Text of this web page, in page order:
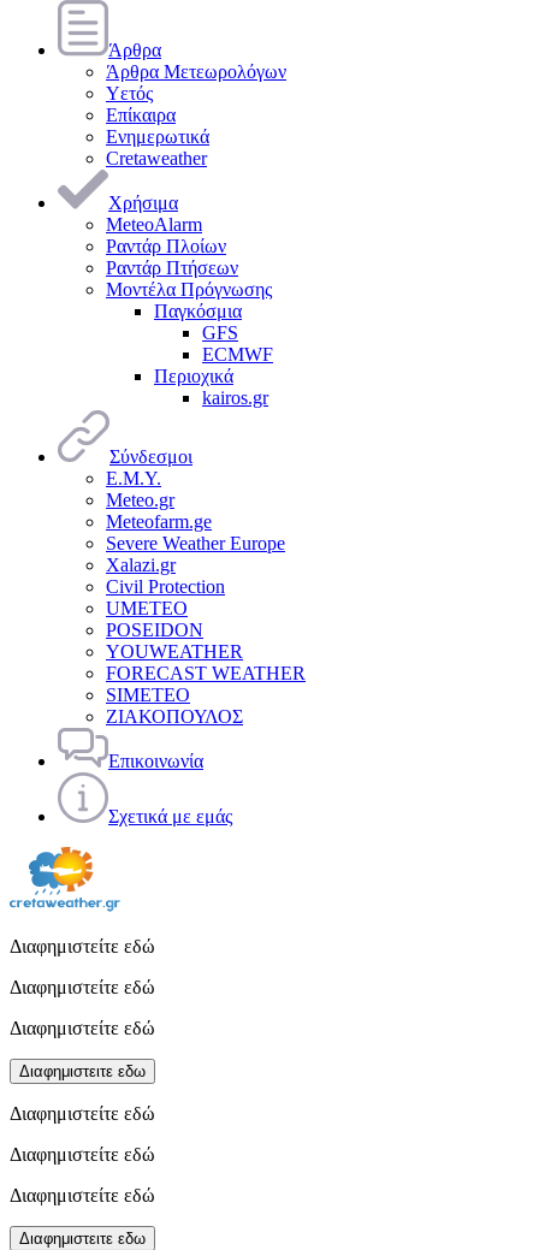
Άρθρα
Άρθρα Μετεωρολόγων
Υετός
Επίκαιρα
Ενημερωτικά
Cretaweather
Χρήσιμα
MeteoAlarm
Ραντάρ Πλοίων
Ραντάρ Πτήσεων
Μοντέλα Πρόγνωσης
Παγκόσμια
GFS
ECMWF
Περιοχικά
kairos.gr
Σύνδεσμοι
Ε.Μ.Υ.
Meteo.gr
Meteofarm.ge
Severe Weather Europe
Xalazi.gr
Civil Protection
UMETEO
POSEIDON
YOUWEATHER
FORECAST WEATHER
SIMETEO
ΖΙΑΚΟΠΟΥΛΟΣ
Επικοινωνία
Σχετικά με εμάς
Διαφημιστείτε εδώ
Διαφημιστείτε εδώ
Διαφημιστείτε εδώ
Διαφημιστειτε εδω
Διαφημιστείτε εδώ
Διαφημιστείτε εδώ
Διαφημιστείτε εδώ
Διαφημιστειτε εδω